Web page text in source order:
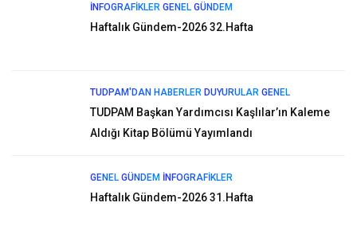
İNFOGRAFIKLER GENEL GÜNDEM
Haftalık Gündem-2026 32.Hafta
TUDPAM'DAN HABERLER DUYURULAR GENEL
TUDPAM Başkan Yardımcısı Kaşlılar’ın Kaleme
Aldığı Kitap Bölümü Yayımlandı
GENEL GÜNDEM İNFOGRAFIKLER
Haftalık Gündem-2026 31.Hafta